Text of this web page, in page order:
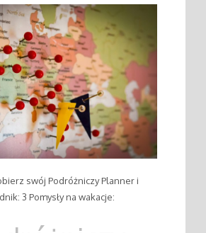
swój Podróżniczy Planner i
3 Pomysły na wakacje: